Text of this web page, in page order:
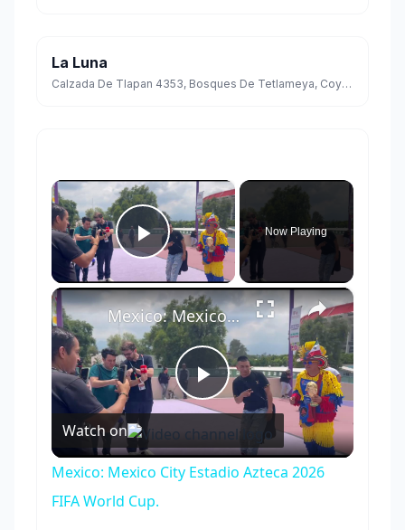
La Luna
Calzada De Tlapan 4353, Bosques De Tetlameya, Coyoacan, Ciudad de México
×
Play Video
Now Playing
×
Play
Video
Mexico: Mexico City Estadio Azteca 2026 FIFA World Cup.
Watch on
Mexico: Mexico City Estadio Azteca 2026
FIFA World Cup.